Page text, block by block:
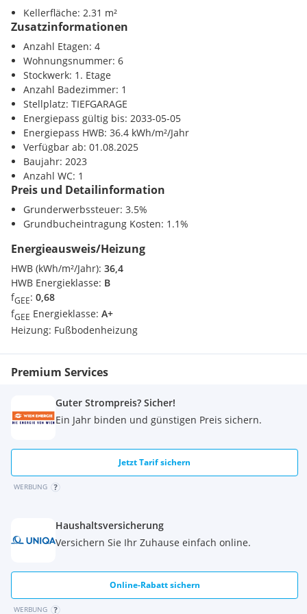
Rücklage 0,36 EUR/m²
Kaufpreis Anleger :
EUR 233.076,48 zzgl. 20% USt.
optional Stellplatz: EUR 27.600,00 zzgl. 20% USt.
Kaufpreis Eigennutzer:
EUR 253.344,00
Wir weisen darauf hin, dass zwischen dem Vermittler und
dem zu vermittelnden Dritten ein familiäres oder
wirtschaftliches Naheverhältnis besteht.
Der Vermittler ist als Doppelmakler tätig.
Verkehr
U-Bahn <525m
Bahnhof <375m
Autobahnanschluss <800m
Sonstige
Bank <1425m
Post <1350m
Polizei <1475m
Kellerfläche: 2.31 m²
Zusatzinformationen
Anzahl Etagen: 4
Wohnungsnummer: 6
Stockwerk: 1. Etage
Anzahl Badezimmer: 1
Stellplatz: TIEFGARAGE
Energiepass gültig bis: 2033-05-05
Energiepass HWB: 36.4 kWh/m²/Jahr
Verfügbar ab: 01.08.2025
Baujahr: 2023
Anzahl WC: 1
Preis und Detailinformation
Grunderwerbssteuer: 3.5%
Grundbucheintragung Kosten: 1.1%
Energieausweis/Heizung
HWB (kWh/m²/Jahr): 36,4
HWB Energieklasse: B
fGEE: 0,68
fGEE Energieklasse: A+
Heizung: Fußbodenheizung
Premium Services
Guter Strompreis? Sicher!
Ein Jahr binden und günstigen Preis sichern.
Jetzt Tarif sichern
WERBUNG
Haushaltsversicherung
Versichern Sie Ihr Zuhause einfach online.
Online-Rabatt sichern
WERBUNG